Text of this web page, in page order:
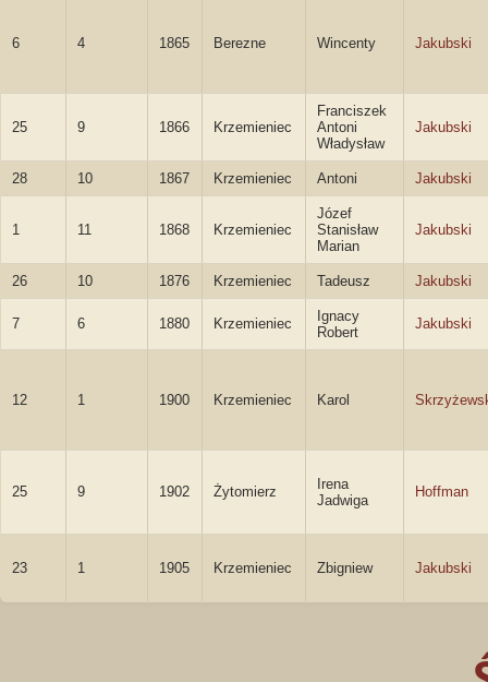
6 4 1865 Berezne Wincenty Jakubski
25 9 1866 Krzemieniec
Franciszek
Antoni
Władysław
Jakubski
28 10 1867 Krzemieniec Antoni Jakubski
1 11 1868 Krzemieniec
Józef
Stanisław
Marian
Jakubski
26 10 1876 Krzemieniec Tadeusz Jakubski
7 6 1880 Krzemieniec
Ignacy
Robert
Jakubski
12 1 1900 Krzemieniec Karol
25 9 1902 Żytomierz
Irena
Jadwiga
Hoffman
23 1 1905 Krzemieniec Zbigniew Jakubski